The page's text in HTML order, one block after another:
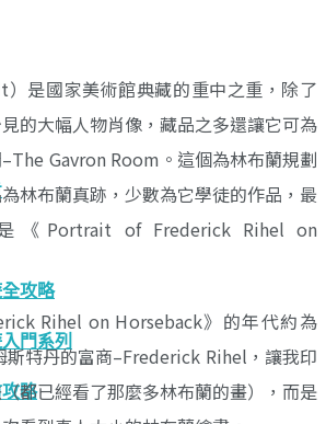
攻略
門系列
略
是國家美術館典藏的重中之重，除了
的大幅人物肖像，藏品之多還讓它可為
Gavron Room。這個為林布蘭規劃
林布蘭真跡，少數為它學徒的作品，最
Portrait of Frederick Rihel on
Rihel on Horseback》的年代約為
斯特丹的富商–Frederick Rihel，讓我印
都已經看了那麼多林布蘭的畫），而是